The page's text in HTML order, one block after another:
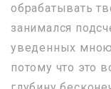
обрабатывать
занимался
уведенных мною
потому что это